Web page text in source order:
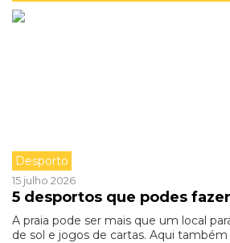
Desporto
15 julho 2026
5 desportos que podes
A praia pode ser mais que um local
de sol e jogos de cartas. Aqui também